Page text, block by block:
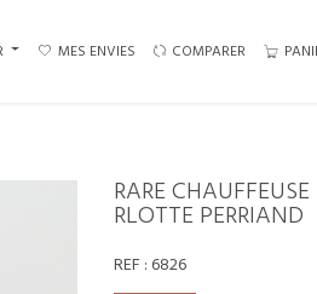
MES ENVIES COMPARER
RARE
RLOTTE PERRIAND
REF : 6826